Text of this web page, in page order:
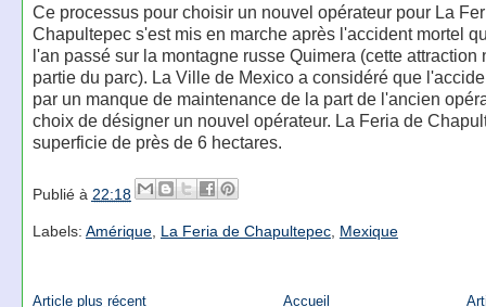
Ce processus pour choisir un nouvel opérateur pour La
Chapultepec s'est mis en marche après l'accident mortel
l'an passé sur la montagne russe Quimera (cette attraction
partie du parc). La Ville de Mexico a considéré que
par un manque de maintenance de la part de l'ancien
choix de désigner un nouvel opérateur. La Feria de
superficie de près de 6 hectares.
Publié à 22:18
Labels: Amérique, La Feria de Chapultepec, Mexique
Article plus récent Accueil